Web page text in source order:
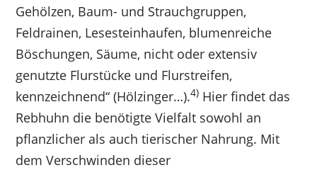
Gehölzen, Baum- und Strauchgruppen,
Feldrainen, Lesesteinhaufen, blumenreiche
Böschungen, Säume, nicht oder extensiv
genutzte Flurstücke und Flurstreifen,
kennzeichnend“ (Hölzinger…).4) Hier findet das
Rebhuhn die benötigte Vielfalt sowohl an
pflanzlicher als auch tierischer Nahrung. Mit
dem Verschwinden dieser